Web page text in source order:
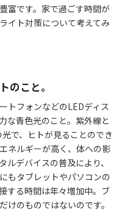
富です。家で過ごす時間が
イト対策について考えてみ
のこと。
トフォンなどのLEDディス
な青色光のこと。紫外線と
で、ヒトが見ることのでき
ネルギーが高く、体への影
デバイスの普及により、
もタブレットやパソコンの
する時間は年々増加中。ブ
けのものではないのです。